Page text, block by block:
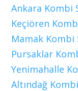
Ankara Kombi
Keçiören
Mamak Kombi
Pursaklar
Yenimahalle
Altındağ